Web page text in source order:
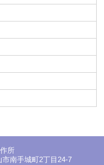
所
市南手城町2丁目24-7